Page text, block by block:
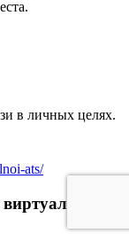
в личных целях.
ats/